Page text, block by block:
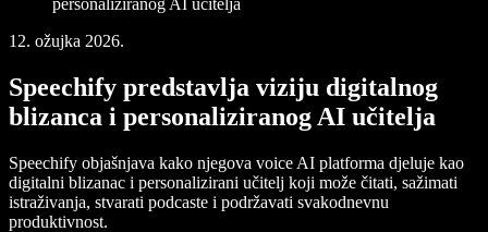
personaliziranog AI učitelja
12. ožujka 2026.
Speechify predstavlja viziju digitalnog
blizanca i personaliziranog AI učitelja
Speechify objašnjava kako njegova voice AI platforma djeluje kao
digitalni blizanac i personalizirani učitelj koji može čitati, sažimati
istraživanja, stvarati podcaste i podržavati svakodnevnu
produktivnost.